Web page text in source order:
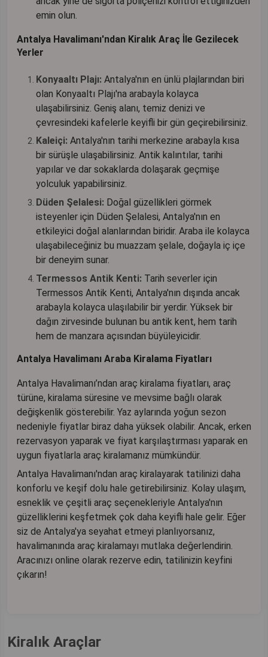
emin olun.
Antalya Havalimanı'ndan Kiralık Araç İle Gezilecek
Yerler
Konyaaltı Plajı: Antalya'nın en ünlü plajlarından biri
olan Konyaaltı Plajı'na arabayla kolayca
ulaşabilirsiniz. Geniş alanı, temiz denizi ve
çevresindeki kafelerle keyifli bir gün geçirebilirsiniz.
Kaleiçi: Antalya'nın tarihi merkezine arabayla kısa
bir sürüşle ulaşabilirsiniz. Antik kalıntılar, tarihi
yapılar ve dar sokaklarda dolaşarak geçmişe
yolculuk yapabilirsiniz.
Düden Şelalesi: Doğal güzellikleri görmek
isteyenler için Düden Şelalesi, Antalya'nın en
etkileyici doğal alanlarından biridir. Araba ile kolayca
ulaşabileceğiniz bu muazzam şelale, doğayla iç içe
bir deneyim sunar.
Termessos Antik Kenti: Tarih severler için
Termessos Antik Kenti, Antalya'nın dışında ancak
arabayla kolayca ulaşılabilir bir yerdir. Yüksek bir
dağın zirvesinde bulunan bu antik kent, hem tarih
hem de manzara açısından büyüleyicidir.
Antalya Havalimanı Araba Kiralama Fiyatları
Antalya Havalimanı’ndan araç kiralama fiyatları, araç
türüne, kiralama süresine ve mevsime bağlı olarak
değişkenlik gösterebilir. Yaz aylarında yoğun sezon
nedeniyle fiyatlar biraz daha yüksek olabilir. Ancak, erken
rezervasyon yaparak ve fiyat karşılaştırması yaparak en
uygun fiyatlarla araç kiralamanız mümkündür.
Antalya Havalimanı'ndan araç kiralayarak tatilinizi daha
konforlu ve keşif dolu hale getirebilirsiniz. Kolay ulaşım,
esneklik ve çeşitli araç seçenekleriyle Antalya'nın
güzelliklerini keşfetmek çok daha keyifli hale gelir. Eğer
siz de Antalya'ya seyahat etmeyi planlıyorsanız,
havalimanında araç kiralamayı mutlaka değerlendirin.
Aracınızı online olarak rezerve edin, tatilinizin keyfini
çıkarın!
Kiralık Araçlar